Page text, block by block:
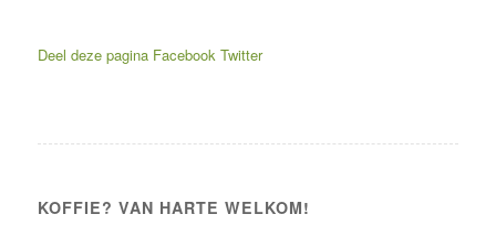
Deel deze pagina Facebook Twitter
KOFFIE? VAN HARTE WELKOM!